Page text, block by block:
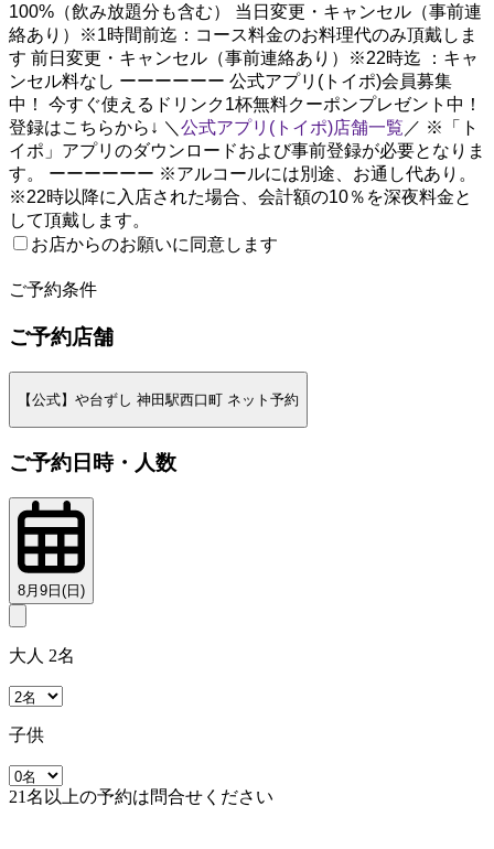
100%（飲み放題分も含む） 当日変更・キャンセル（事前連
絡あり）※1時間前迄：コース料金のお料理代のみ頂戴しま
す 前日変更・キャンセル（事前連絡あり）※22時迄 ：キャ
ンセル料なし ーーーーーー 公式アプリ(トイポ)会員募集
中！ 今すぐ使えるドリンク1杯無料クーポンプレゼント中！
登録はこちらから↓ ＼ 公式アプリ(トイポ)店舗一覧 ／ ※「ト
イポ」アプリのダウンロードおよび事前登録が必要となりま
す。 ーーーーーー ※アルコールには別途、お通し代あり。
※22時以降に入店された場合、会計額の10％を深夜料金と
して頂戴します。
お店からのお願いに同意します
ご予約条件
ご予約店舗
【公式】や台ずし 神田駅西口町 ネット予約
ご予約日時・人数
8月9日(日)
大人 2名
子供
21名以上の予約は問合せください